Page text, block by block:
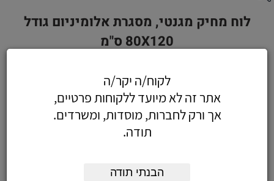
לוח מחיק מגנטי, מסגרת אלומיניום גודל
80X120 ס"מ
105.02 כולל מע"מ
לקוח/ה יקר/ה
אתר זה לא מיועד ללקוחות פרטיים,
אך ורק לחברות, מוסדות, ומשרדים.
תודה.
הבנתי תודה